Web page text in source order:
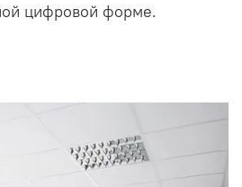
цифровой форме.